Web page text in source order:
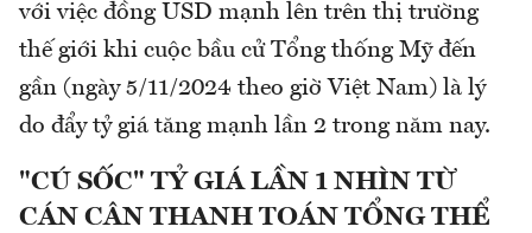
với việc đồng USD mạnh lên trên thị trường
thế giới khi cuộc bầu cử Tổng thống Mỹ đến
gần (ngày 5/11/2024 theo giờ Việt Nam) là lý
do đẩy tỷ giá tăng mạnh lần 2 trong năm nay.
"CÚ SỐC" TỶ GIÁ LẦN 1 NHÌN TỪ
CÁN CÂN THANH TOÁN TỔNG THỂ